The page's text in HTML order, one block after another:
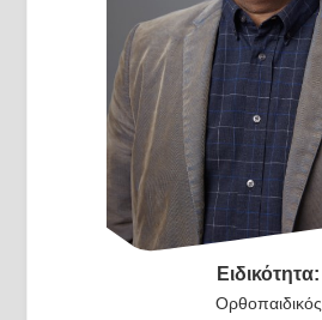
Ειδικότητα:
Ορθοπαιδικός